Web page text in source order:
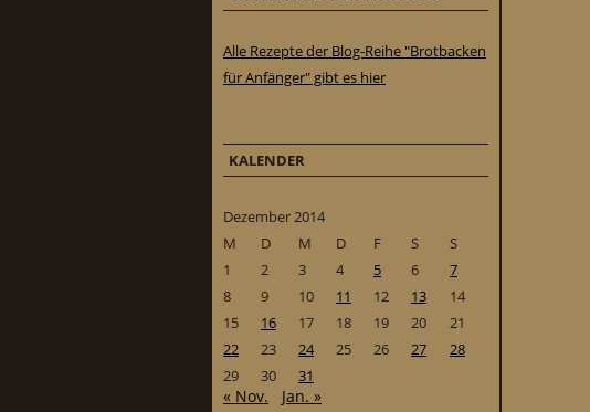
Alle Rezepte der Blog-Reihe "Brotbacken
für Anfänger" gibt es hier
KALENDER
Dezember 2014
M
D M D F S
S
1
2 3 4 5 6
7
8
9 10 11 12 13
14
15
16 17 18 19 20
21
22
23 24 25 26 27
28
29
30 31
« Nov. Jan. »